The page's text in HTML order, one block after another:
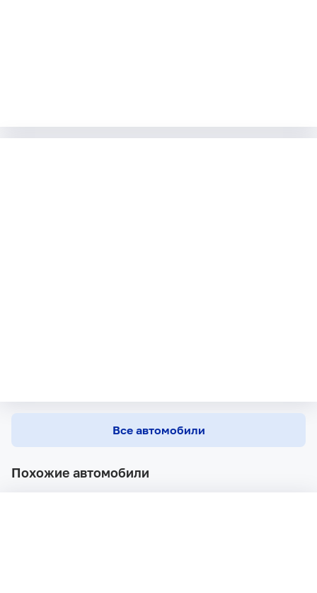
Все автомобили
Похожие автомобили